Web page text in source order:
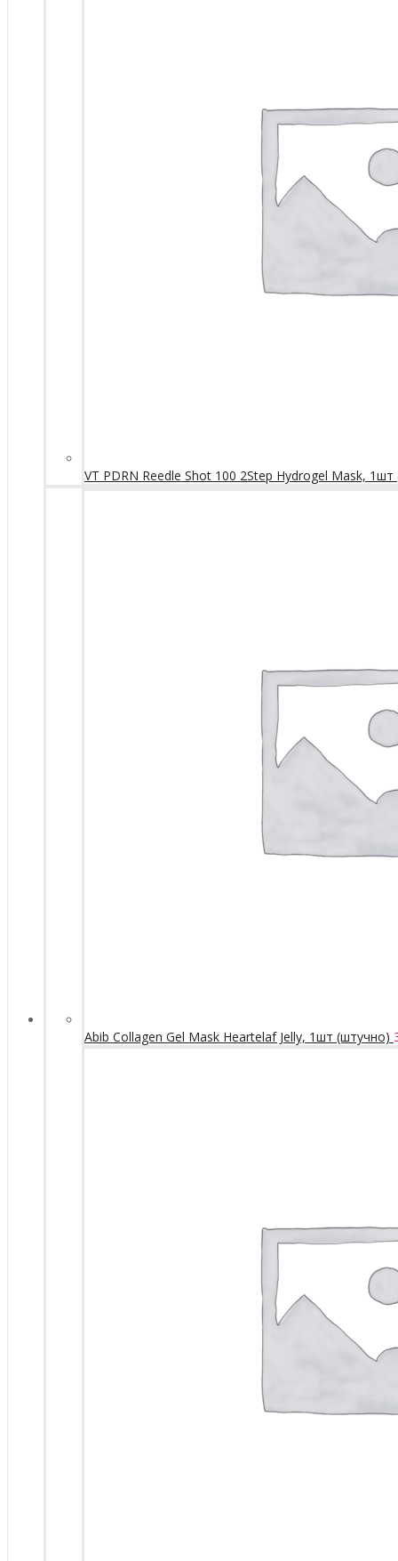
VT PDRN Reedle Shot 100 2Step Hydrogel Mask,
Abib Collagen Gel Mask Heartelaf Jelly, 1шт (штучно)